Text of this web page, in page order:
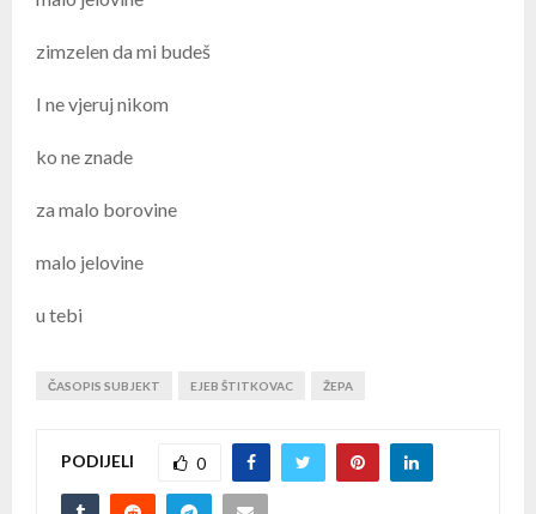
zimzelen da mi budeš
I ne vjeruj nikom
ko ne znade
za malo borovine
malo jelovine
u tebi
ČASOPIS SUBJEKT EJEB ŠTITKOVAC ŽEPA
PODIJELI 0